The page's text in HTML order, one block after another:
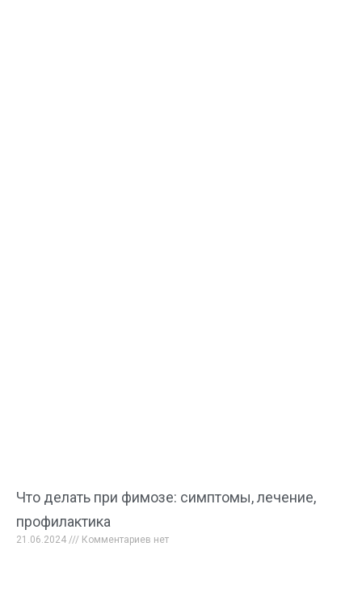
Что делать при фимозе: симптомы, лечение,
профилактика
21.06.2024 Комментариев нет